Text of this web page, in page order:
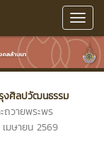
งศิลปวัฒนธรรม
ถวายพระพร
มษายน 2569